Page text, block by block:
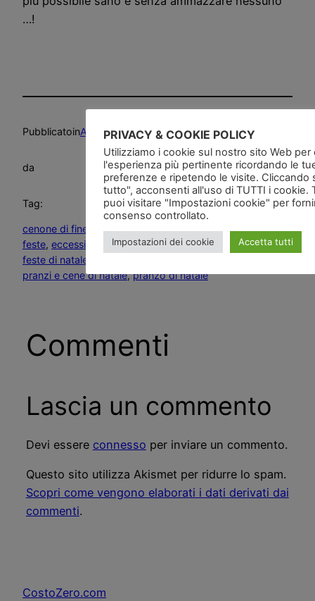
…!
PubblicatoinAlimentazione, News and go , Salute
da
Tag:
cenone di fine anno, Come recuperare la forma dopo le
feste, eccessi alimentari, eccessi alimentari delle feste ,
feste di natale
pranzi e cene di natale, pranzo di natale
Commenti
Lascia un commento
Devi essere connesso per inviare un commento.
Questo sito utilizza Akismet per ridurre lo spam.
Scopri come vengono elaborati i dati derivati dai
commenti.
CostoZero.com
PRIVACY & COOKIE POLICY
Utilizziamo i cookie sul nostro sito Web per
l'esperienza più pertinente ricordando le
preferenze e ripetendo le visite. Cliccando
tutto", acconsenti all'uso di TUTTI i cookie.
puoi visitare "Impostazioni cookie" per
consenso controllato.
Impostazioni dei cookie Accetta tutti